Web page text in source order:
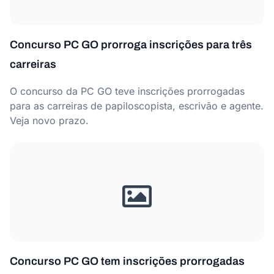
Concurso PC GO prorroga inscrições para três
carreiras
O concurso da PC GO teve inscrições prorrogadas
para as carreiras de papiloscopista, escrivão e agente.
Veja novo prazo.
Concurso PC GO tem inscrições prorrogadas